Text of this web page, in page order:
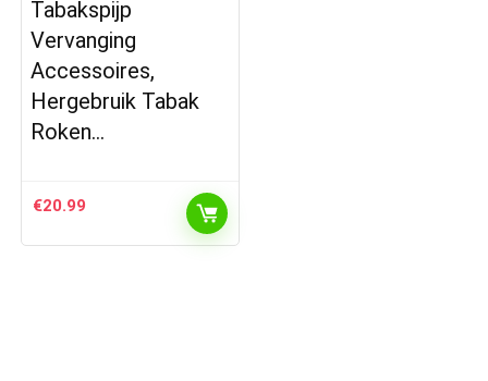
Tabakspijp
Vervanging
Accessoires,
Hergebruik Tabak
Roken…
€20.99